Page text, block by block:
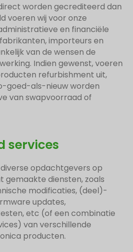
worden gecrediteerd dan
voeren wij voor onze
en financiële
importeurs en
van de wensen de
Indien gewenst, voeren
refurbishment uit,
goed-als-nieuw worden
van swapvoorraad of
services
opdachtgevers op
gemaakte diensten, zoals
modificaties, (deel)-
updates,
etc (of een combinatie
van verschillende
producten.